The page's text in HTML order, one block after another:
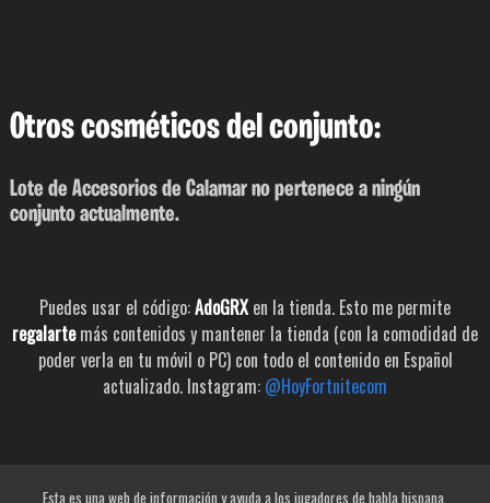
Otros cosméticos del conjunto:
Lote de Accesorios de Calamar no pertenece a ningún
conjunto actualmente.
Puedes usar el código:AdoGRXen la tienda. Esto me permite
regalartemás contenidos y mantener la tienda (con la comodidad de
poder verla en tu móvil o PC) con todo el contenido en Español
actualizado. Instagram: @HoyFortnitecom
Esta es una web de información y ayuda a los jugadores de habla hispana.